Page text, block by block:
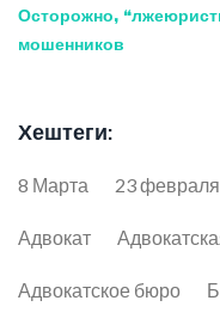
Осторожно,
мошенников
Хештеги:
8 Марта 23 февраля
Адвокат
Адвокатское бюро